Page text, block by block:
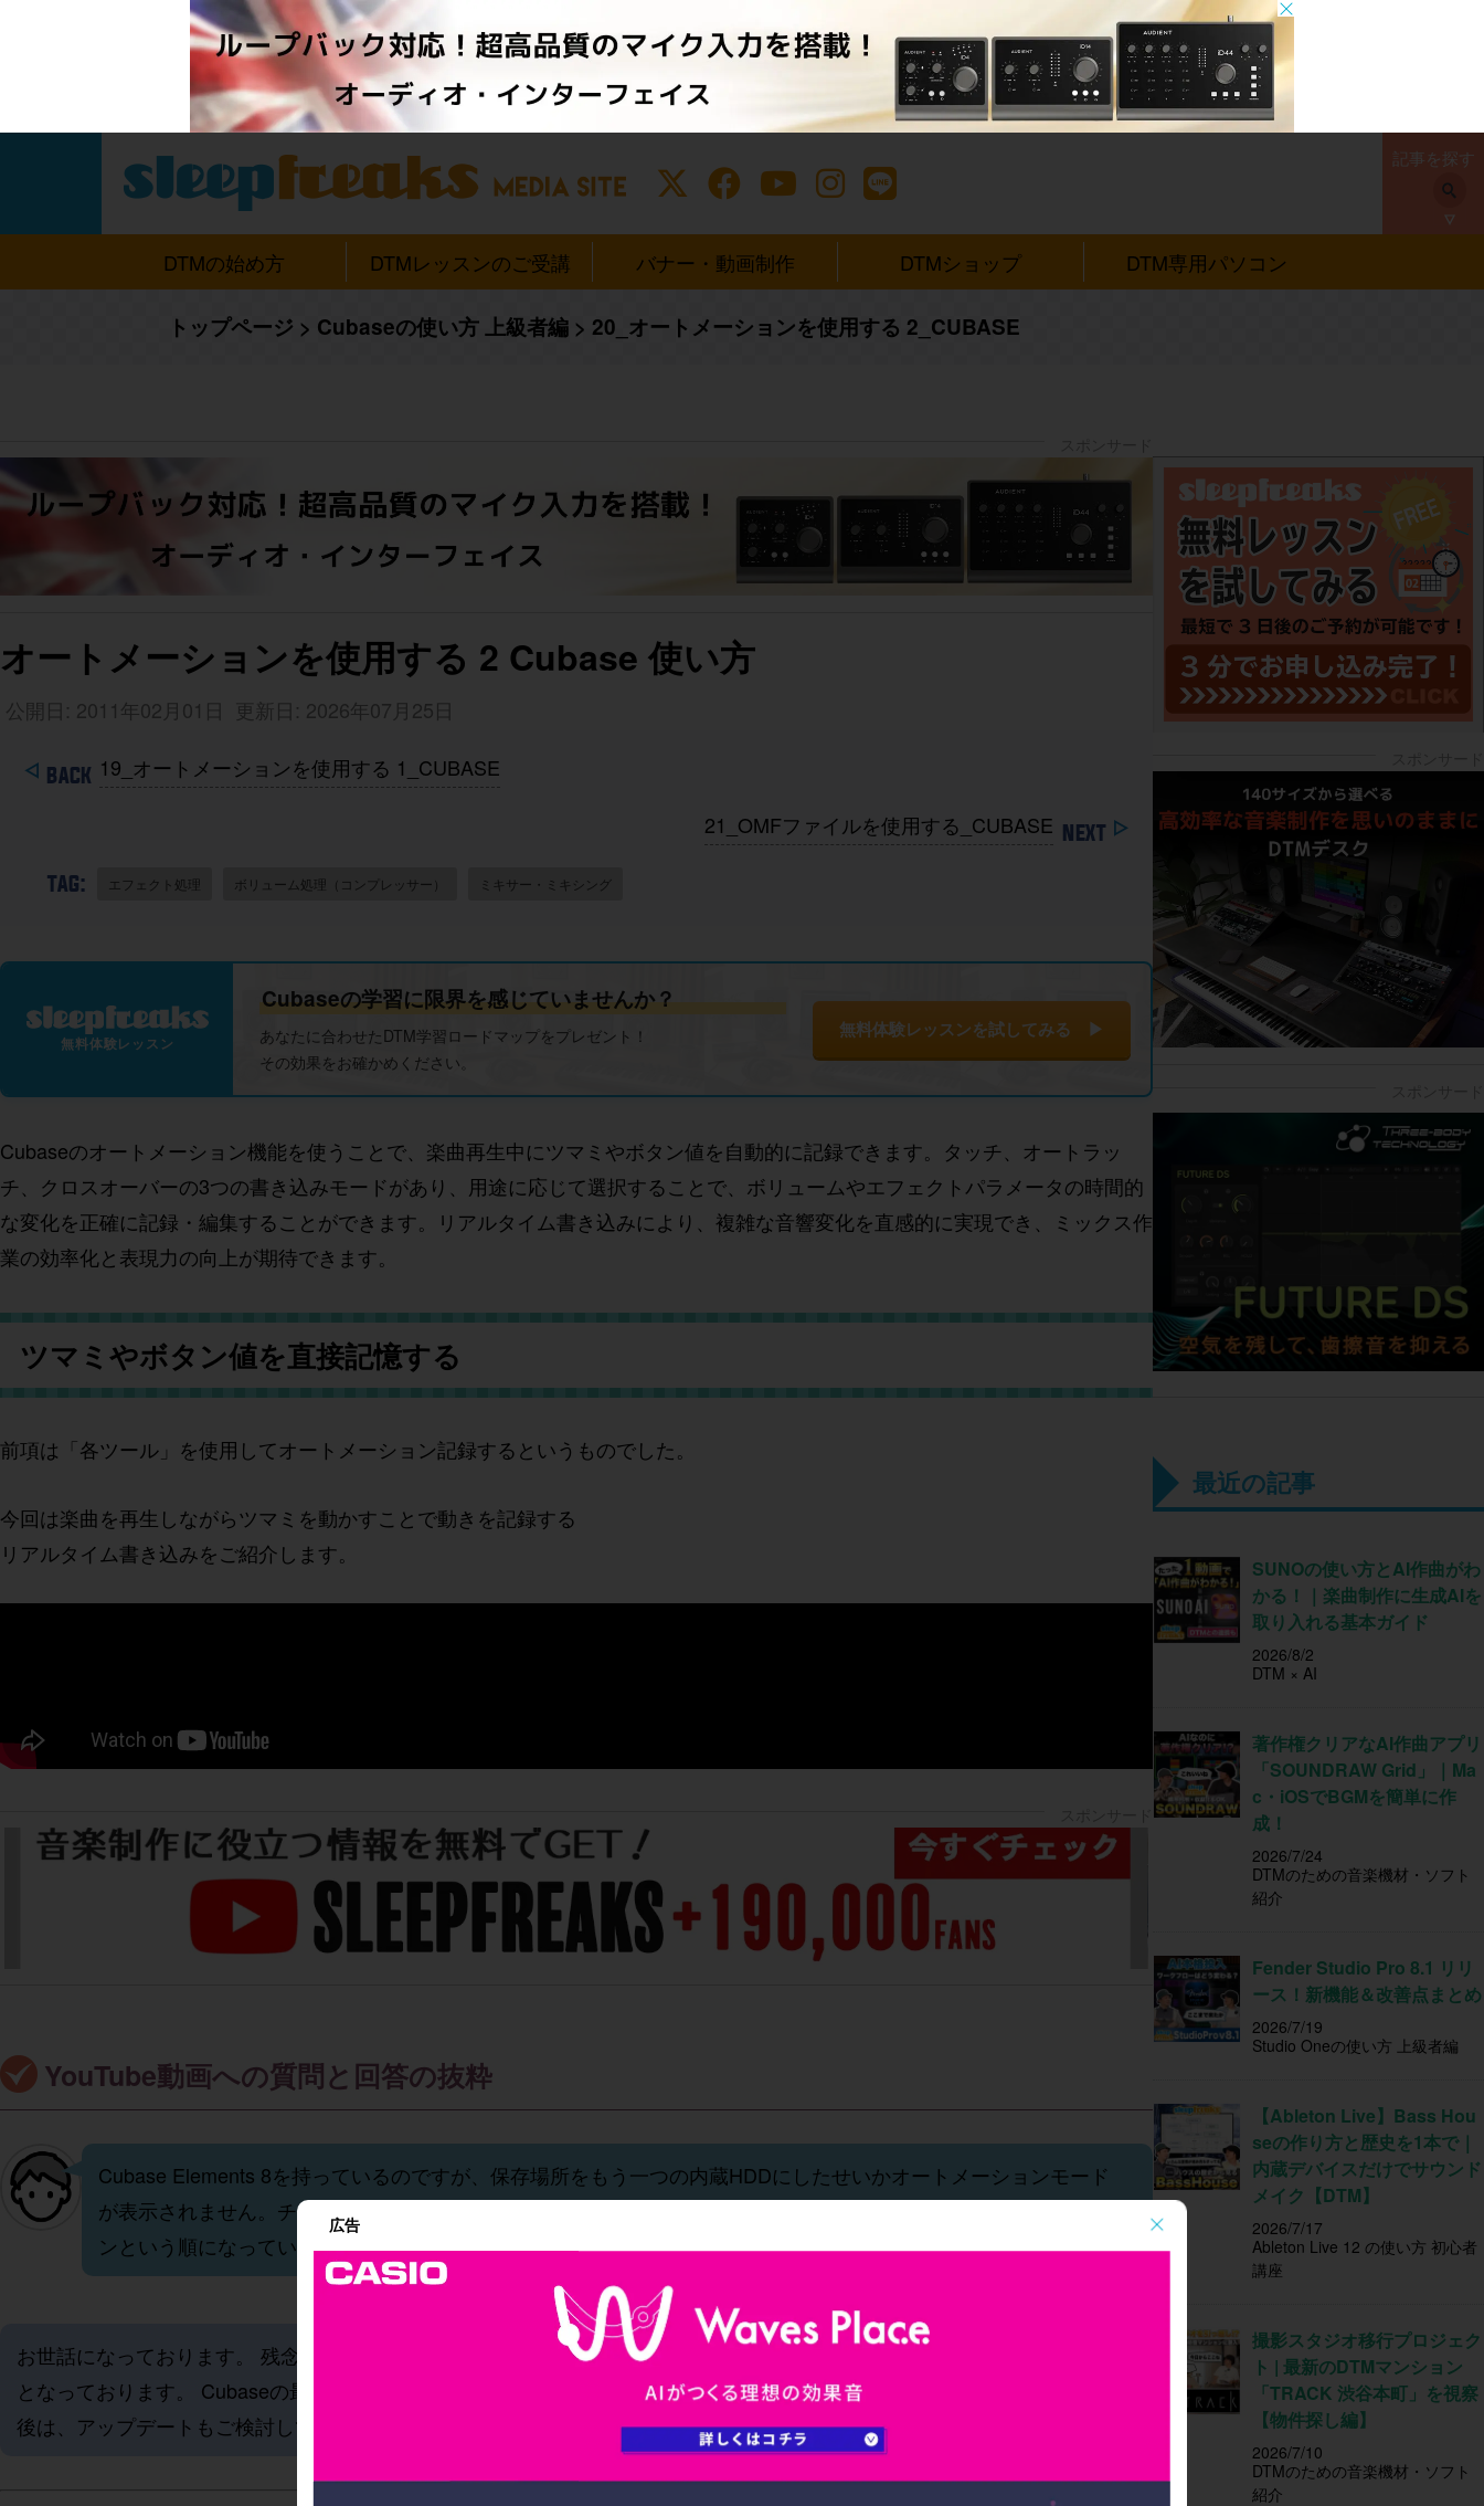
広告
DTMの始め方 DTMレッスンのご受講 バナー・動画制作 DTMショップ DTM専用パソコン
記事を探す
トップページ > Cubaseの使い方 上級者編 > 20_オートメーションを使用する 2_CUBASE
オートメーションを使用する 2 Cubase 使い方
公開日: 2011年02月01日
更新日: 2026年07月25日
19_オートメーションを使用する 1_CUBASE
21_OMFファイルを使用する_CUBASE
TAG: エフェクト処理 ボリューム処理（コンプレッサー） ミキサー・ミキシング
無料体験レッスン
Cubaseの学習に限界を感じていませんか？
あなたに合わせたDTM学習ロードマップをプレゼント！
その効果をお確かめください。
無料体験レッスンを試してみる ▶
Cubaseのオートメーション機能を使うことで、楽曲再生中にツマミやボタン値を自動的に記録できます。タッチ、オートラッ
チ、クロスオーバーの3つの書き込みモードがあり、用途に応じて選択することで、ボリュームやエフェクトパラメータの時間的
な変化を正確に記録・編集することができます。リアルタイム書き込みにより、複雑な音響変化を直感的に実現でき、ミックス作
業の効率化と表現力の向上が期待できます。
ツマミやボタン値を直接記憶する
前項は「各ツール」を使用してオートメーション記録するというものでした。
今回は楽曲を再生しながらツマミを動かすことで動きを記録する
リアルタイム書き込みをご紹介します。
YouTube動画への質問と回答の抜粋
Cubase Elements 8を持っているのですが、保存場所をもう一つの内蔵HDDにしたせいかオートメーションモード
が表示されません。チェックを入れようとしても、上からステートボタン,オートスクロール, トランスポートボタ
ンという順になっています。このオートメーションモードというのはCubase Proにしかない機能ですか？
お世話になっております。 残念ですが、オートメーションモードを使用することができるのは、 Cubase Pro のみ
となっております。 Cubaseの最上位板は、利便性の高い機能やエフェクトが備わっていますので、 操作に慣れた
後は、アップデートもご検討してみることをお勧め致します。 今後とも宜しくお願い致します。
最近の記事
SUNOの使い方とAI作曲がわ
かる！｜楽曲制作に生成AIを
取り入れる基本ガイド
2026/8/2
DTM × AI
著作権クリアなAI作曲アプリ
「SOUNDRAW Grid」｜Ma
c・iOSでBGMを簡単に作
成！
2026/7/24
DTMのための音楽機材・ソフト
紹介
Fender Studio Pro 8.1 リリ
ース！新機能＆改善点まとめ
2026/7/19
Studio Oneの使い方 上級者編
【Ableton Live】Bass Hou
seの作り方と歴史を1本で｜
内蔵デバイスだけでサウンド
メイク【DTM】
2026/7/17
Ableton Live 12 の使い方 初心者
講座
撮影スタジオ移行プロジェク
ト | 最新のDTMマンション
「TRACK 渋谷本町」を視察
【物件探し編】
2026/7/10
DTMのための音楽機材・ソフト
紹介